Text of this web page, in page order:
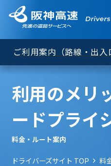
ご利用案内（路線・出入
閉
閉
閉
でのＥＴＣ無線通行につい
ＥＴＣ車載器の車載器管
セキュリティ規格の変更
「ETCカード未挿入お知
ています
松原JCT等における
「ＥＴＣ予告アンテナ」の
旧スプリアス規格に基づ
について
閉
閉
利用のメリ
ードプライ
料金・ルート案内
ドライバーズサイト TOP 料